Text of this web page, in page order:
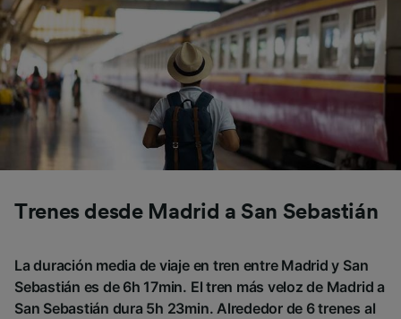
Trenes desde Madrid a San Sebastián
La duración media de viaje en tren entre Madrid y San
Sebastián es de 6h 17min. El tren más veloz de Madrid a
San Sebastián dura 5h 23min. Alrededor de 6 trenes al